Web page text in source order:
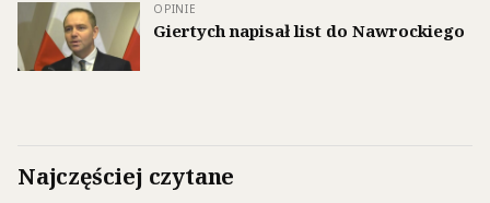
OPINIE
Giertych napisał list do Nawrockiego
Najczęściej czytane